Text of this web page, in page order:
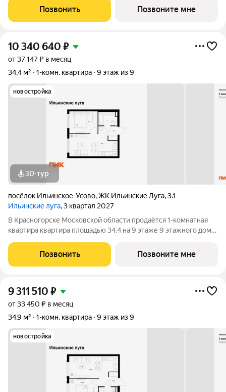
Удобное расположение 20 минут на автомобиле до станций
метро «Волоколамская»,
Позвонить Позвоните мне
10 340 640 ₽
от 37 147 ₽ в месяц
34,4 м²
1-комн. квартира 9 этаж из 9
новостройка
3D-тур
посёлок Ильинское-Усово,ЖК Ильинские Луга,3.1
Ильинские луга, 3 квартал 2027
В Красногорске Московской области продаётся 1-комнатная
квартира квартира площадью 34.4 на 9 этаже 9 этажного дома
Удобное расположение 20 минут на автомобиле до станций
метро «Волоколамская»,
Позвонить Позвоните мне
9 311 510 ₽
от 33 450 ₽ в месяц
34,9 м²
1-комн. квартира 9 этаж из 9
новостройка